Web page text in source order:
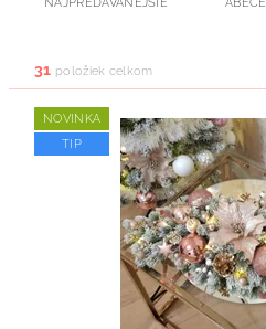
31 položiek celkom
NOVINKA
TIP